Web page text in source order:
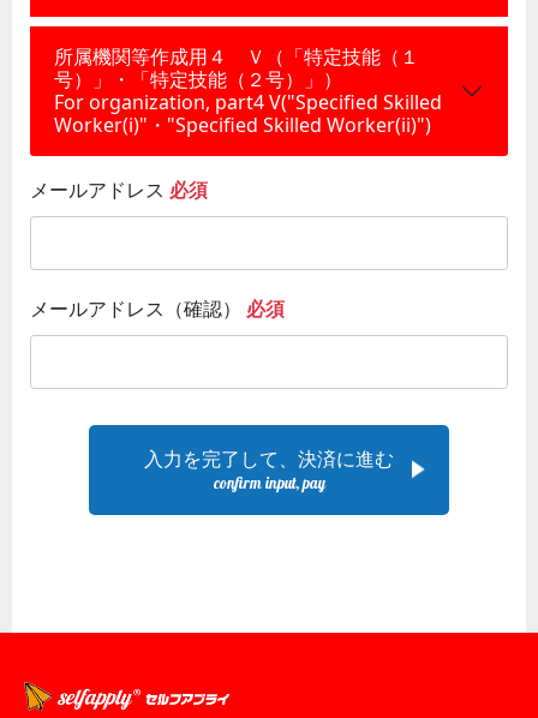
所属機関等作成用４ Ｖ（「特定技能（１
号）」・「特定技能（２号）」）
For organization, part4 V("Specified Skilled
Worker(i)"・"Specified Skilled Worker(ii)")
メールアドレス 必須
メールアドレス（確認） 必須
入力を完了して、決済に進む
confirm input, pay